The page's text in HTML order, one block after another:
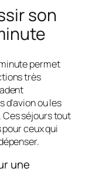
son
permet
très
ou les
Ces séjours tout
ceux qui
une